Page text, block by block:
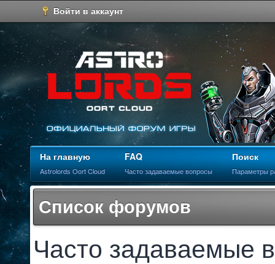
Войти в аккаунт
На главную
Astrolords Oort Cloud
FAQ
Часто задаваемые вопросы
Поиск
Параметры
Список форумов
Часто задаваемые